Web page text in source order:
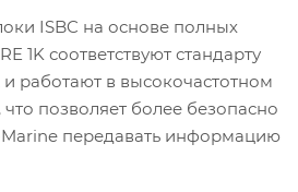
ISBC на основе полных
1K соответствуют стандарту
и работают в высокочастотном
что позволяет более безопасно
передавать информацию